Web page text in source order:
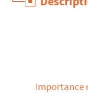
Ms 3075.
Ms 3077. Charles
Ms 3078.
Ms 3079.
Ms 3080. Union
Importance